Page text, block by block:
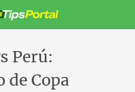
Perú:
de Copa